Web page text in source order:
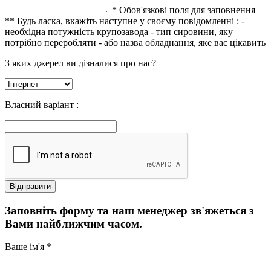
* Обов'язкові поля для заповнення
** Будь ласка, вкажіть наступне у своєму повідомленні : -
необхідна потужність крупозавода - тип сировини, яку
потрібно переробляти - або назва обладнання, яке вас цікавить
З яких джерел ви дізналися про нас?
Власний варіант :
Заповніть форму та наш менеджер зв'яжеться з
Вами найближчим часом.
Ваше ім'я *